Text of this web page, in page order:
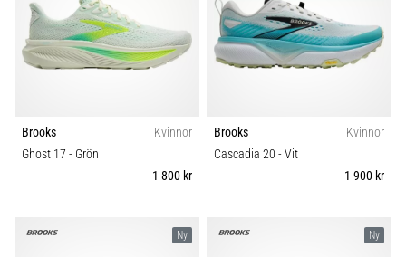
det…
Visa
Brooks
Kvinnor
Ghost 17 - Grön
1 800 kr
Brooks
Kvinnor
Cascadia 20 - Vit
1 900 kr
Ny Ny